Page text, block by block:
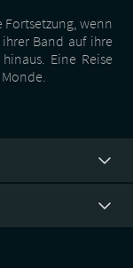
Fortsetzung, wenn
Band auf ihre
Eine Reise